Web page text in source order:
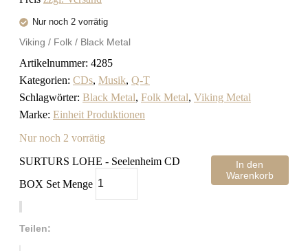
Nur noch 2 vorrätig
Viking / Folk / Black Metal
Artikelnummer: 4285
Kategorien: CDs, Musik, Q-T
Schlagwörter: Black Metal, Folk Metal, Viking Metal
Marke: Einheit Produktionen
Nur noch 2 vorrätig
SURTURS LOHE - Seelenheim CD
BOX Set Menge
In den
Warenkorb
Teilen: